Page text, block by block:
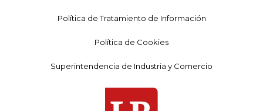
Política de Tratamiento de Información
Política de Cookies
Superintendencia de Industria y Comercio